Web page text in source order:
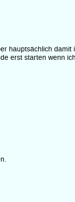
hauptsächlich
erst starten wenn